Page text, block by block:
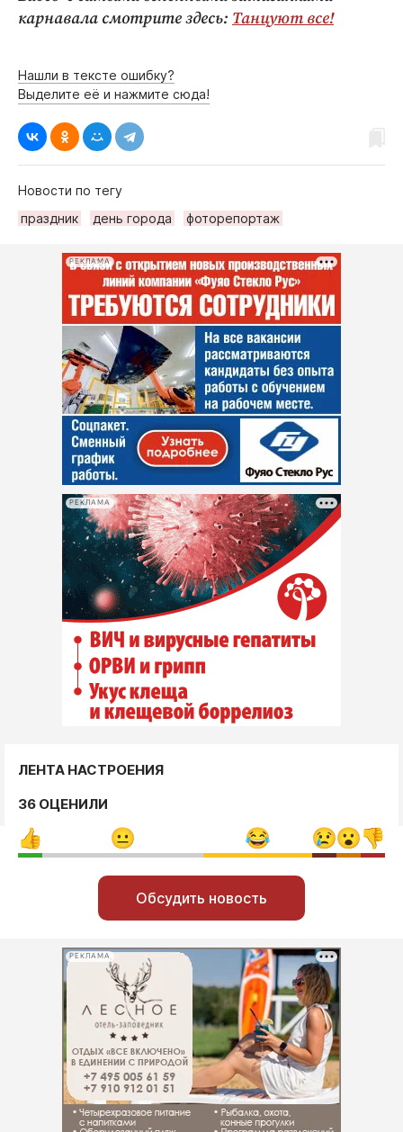
карнавала смотрите здесь: Танцуют все!
Нашли в тексте ошибку?
Выделите её и нажмите сюда!
Новости по тегу
праздник
день города фоторепортаж
РЕКЛАМА
РЕКЛАМА
ЛЕНТА НАСТРОЕНИЯ
36 ОЦЕНИЛИ
Обсудить новость
РЕКЛАМА